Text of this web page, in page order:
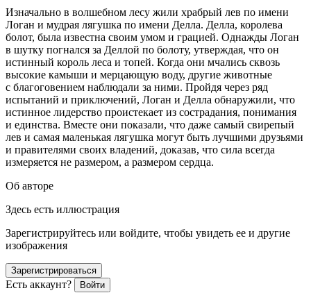
Изначально в волшебном лесу жили храбрый лев по имени
Логан и мудрая лягушка по имени Делла. Делла, королева
болот, была известна своим умом и грацией. Однажды Логан
в шутку погнался за Деллой по болоту, утверждая, что он
истинный король леса и топей. Когда они мчались сквозь
высокие камыши и мерцающую воду, другие животные
с благоговением наблюдали за ними. Пройдя через ряд
испытаний и приключений, Логан и Делла обнаружили, что
истинное лидерство проистекает из сострадания, понимания
и единства. Вместе они показали, что даже самый свирепый
лев и самая маленькая лягушка могут быть лучшими друзьями
и правителями своих владений, доказав, что сила всегда
измеряется не размером, а размером сердца.
Об авторе
Здесь есть иллюстрация
Зарегистрируйтесь или войдите, чтобы увидеть ее и другие
изображения
Зарегистрироваться
Есть аккаунт? Войти